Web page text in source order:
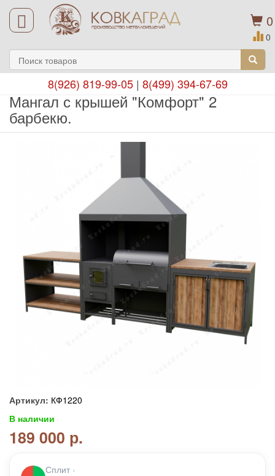
0
0
8(926) 819-99-05| 8(499) 394-67-69
Мангал с крышей "Комфорт" 2
барбекю.
Артикул: КФ1220
В наличии
189 000 р.
Сплит ›